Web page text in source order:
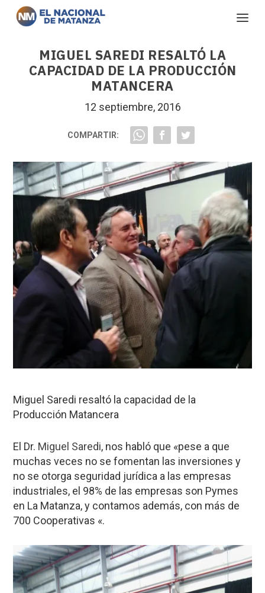
MIGUEL SAREDI RESALTÓ LA
CAPACIDAD DE LA PRODUCCIÓN
MATANCERA
12 septiembre, 2016
COMPARTIR:
Miguel Saredi resaltó la capacidad de la
Producción Matancera
El Dr. Miguel Saredi, nos habló que «pese a que
muchas veces no se fomentan las inversiones y
no se otorga seguridad jurídica a las empresas
industriales, el 98% de las empresas son Pymes
en La Matanza, y contamos además, con más de
700 Cooperativas «.